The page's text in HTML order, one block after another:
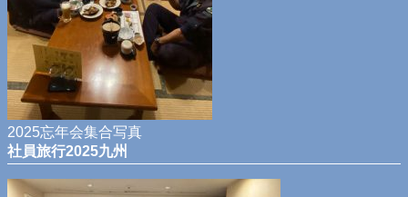
2025忘年会集合写真
社員旅行2025九州